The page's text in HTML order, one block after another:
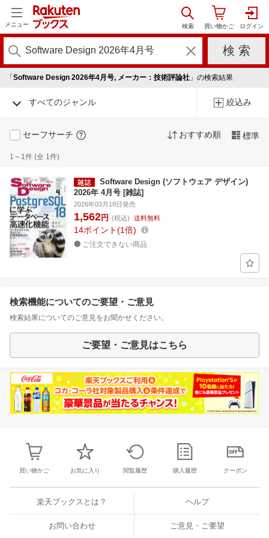
メニュー
「 Software Design 2026年4月号, メーカー：技術評論社 」の検索結果
すべてのジャンル 絞込み
セーフサーチ おすすめ順 標準
1～1件 (全 1件)
Software Design (ソフトウェア デザイン)
2026年 4月号 [雑誌]
2026年03月18日発売
1,562円 (税込) 送料無料
14ポイント 1倍
ご注文できない商品
検索機能についてのご要望・ご意見
検索結果についてのご意見をお聞かせください。
ご要望・ご意見はこちら
買い物かご お気に入り 閲覧履歴 購入履歴 クーポン
楽天ブックスとは？ ヘルプ
お問い合わせ ご意見・ご要望